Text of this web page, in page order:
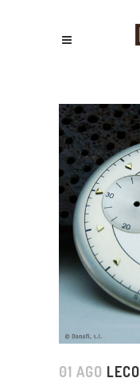
01 AGO